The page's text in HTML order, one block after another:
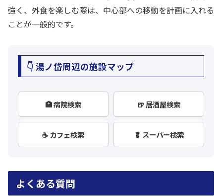
強く、外食を楽しむ際は、中心部への移動を計画に入れる
ことが一般的です。
👇 湯ノ岱周辺の施設マップ
🏥 病院検索 🍺 居酒屋検索
☕ カフェ検索 🥬 スーパー検索
よくある質問